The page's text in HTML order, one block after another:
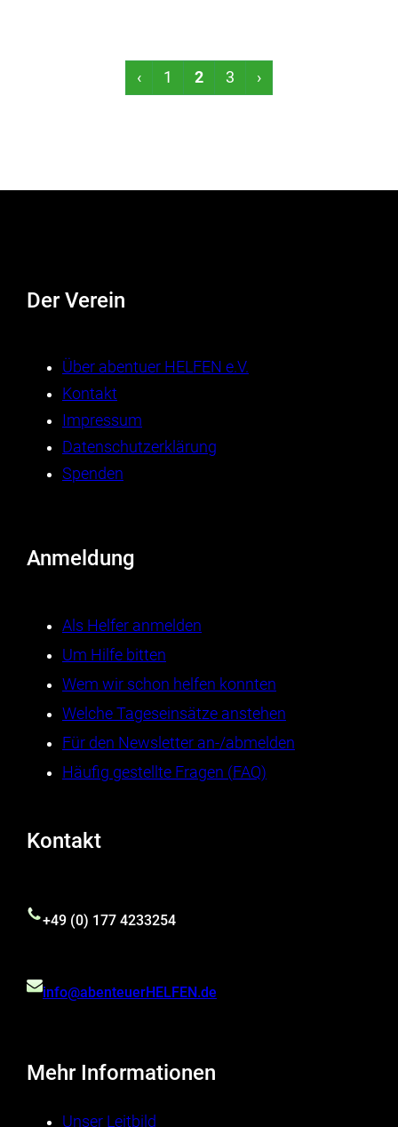
‹ 1 2 3 ›
Der Verein
Über abentuer HELFEN e.V.
Kontakt
Impressum
Datenschutzerklärung
Spenden
Anmeldung
Als Helfer anmelden
Um Hilfe bitten
Wem wir schon helfen konnten
Welche Tageseinsätze anstehen
Für den Newsletter an-/abmelden
Häufig gestellte Fragen (FAQ)
Kontakt
+49 (0) 177 4233254
info@abenteuerHELFEN.de
Mehr Informationen
Unser Leitbild